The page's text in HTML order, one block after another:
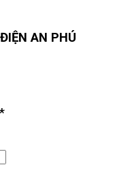
AN PHÚ
*